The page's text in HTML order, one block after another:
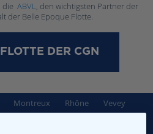
die ABVL, den wichtigsten Partner der
der Belle Epoque Flotte.
DER CGN
Montreux Rhône
Vevey